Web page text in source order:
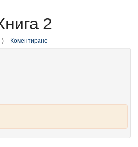
2
Коментиране